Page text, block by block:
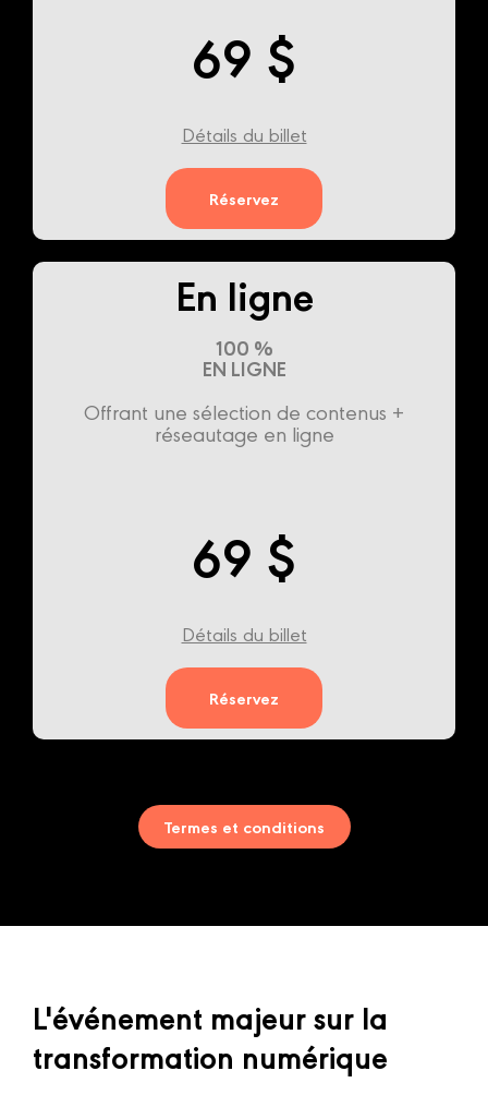
69 $
Détails du billet
Réservez
En ligne
100 %
EN LIGNE
Offrant une sélection de contenus +
réseautage en ligne
69 $
Détails du billet
Réservez
Termes et conditions
L'événement majeur sur la
transformation numérique